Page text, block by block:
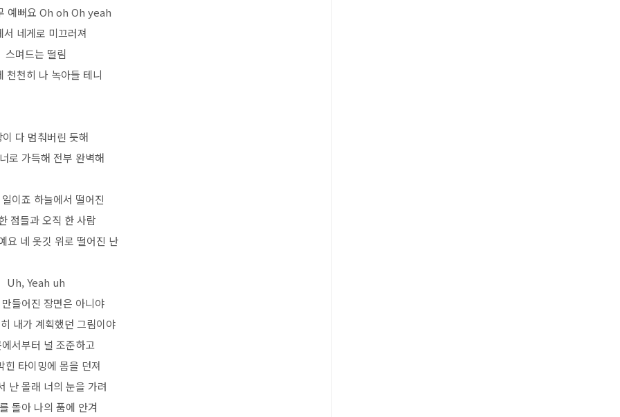
예뻐요 Oh oh Oh yeah
서 네게로 미끄러져
스며드는 떨림
천천히 나 녹아들 테니
이 다 멈춰버린 듯해
로 가득해 전부 완벽해
이죠 하늘에서 떨어진
점들과 오직 한 사람
요 네 옷깃 위로 떨어진 난
Uh, Yeah uh
들어진 장면은 아니야
내가 계획했던 그림이야
서부터 널 조준하고
힌 타이밍에 몸을 던져
난 몰래 너의 눈을 가려
돌아 나의 품에 안겨